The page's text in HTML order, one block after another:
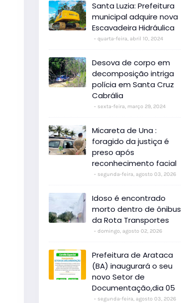
Santa Luzia: Prefeitura
municipal adquire nova
Escavadeira Hidráulica
quarta-feira, abril 10, 2024
Desova de corpo em
decomposição intriga
polícia em Santa Cruz
Cabrália
sexta-feira, março 29, 2024
Micareta de Una :
foragido da justiça é
preso após
reconhecimento facial
segunda-feira, agosto 03, 2026
Idoso é encontrado
morto dentro de ônibus
da Rota Transportes
domingo, agosto 02, 2026
Prefeitura de Arataca
(BA) inaugurará o seu
novo Setor de
Documentação,dia 05
segunda-feira, agosto 03, 2026